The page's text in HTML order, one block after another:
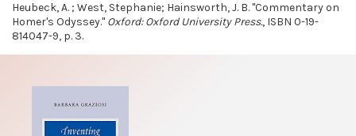
Heubeck, A. ; West, Stephanie; Hainsworth, J. B. "Commentary on
Homer's Odyssey." Oxford: Oxford University Press., ISBN 0-19-
814047-9, p. 3.